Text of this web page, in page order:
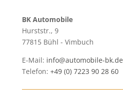
BK Automobile
Hurststr., 9
77815 Bühl - Vimbuch
E-Mail: info@automobile-bk.de
Telefon: +49 (0) 7223 90 28 60